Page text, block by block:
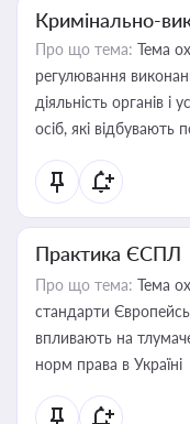
Кримінально-
Про що тема: Тема
регулювання
діяльність органів і
осіб, які відбувають
Практика ЄСПЛ
Про що тема: Тема
стандарти
впливають на
норм права в Україні